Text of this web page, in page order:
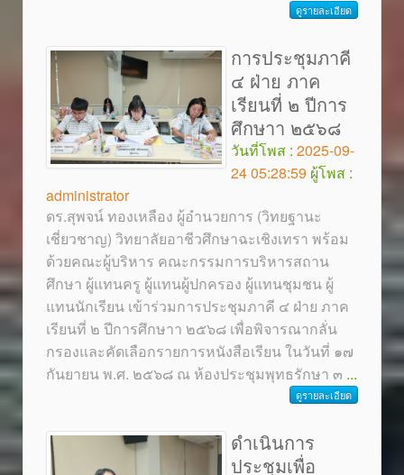
ดูรายละเอียด
การประชุมภาคี
๔ ฝ่าย ภาค
เรียนที่ ๒ ปีการ
ศึกษาา ๒๕๖๘
วันที่โพส : 2025-09-
24 05:28:59 ผู้โพส :
administrator
ดร.สุพจน์ ทองเหลือง ผู้อำนวยการ (วิทยฐานะ
เชี่ยวชาญ) วิทยาลัยอาชีวศึกษาฉะเชิงเทรา พร้อม
ด้วยคณะผู้บริหาร คณะกรรมการบริหารสถาน
ศึกษา ผู้แทนครู ผู้แทนผู้ปกครอง ผู้แทนชุมชน ผู้
แทนนักเรียน เข้าร่วมการประชุมภาคี ๔ ฝ่าย ภาค
เรียนที่ ๒ ปีการศึกษาา ๒๕๖๘ เพื่อพิจารณากลั่น
กรองและคัดเลือกรายการหนังสือเรียน ในวันที่ ๑๗
กันยายน พ.ศ. ๒๕๖๘ ณ ห้องประชุมพุทธรักษา ๓ ...
ดูรายละเอียด
ดำเนินการ
ประชุมเพื่อ